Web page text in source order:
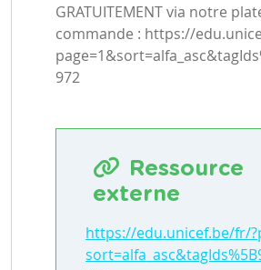
GRATUITEMENT via notre
commande : https://
972
Ressource
externe
https://edu.unicef.be/fr/